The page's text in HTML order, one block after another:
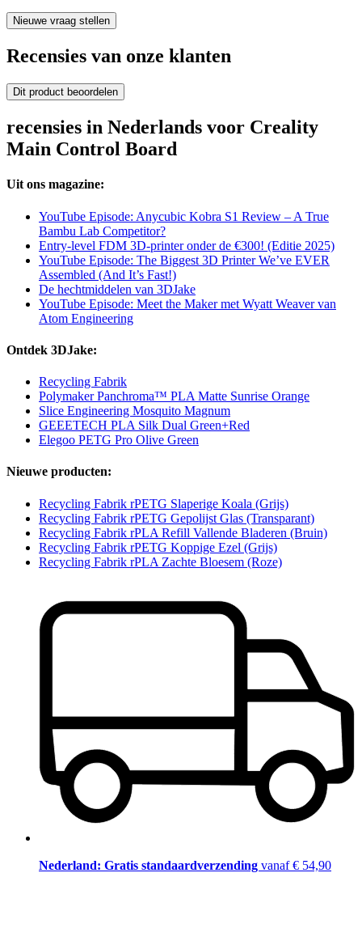
Nieuwe vraag stellen
Recensies van onze klanten
Dit product beoordelen
recensies in Nederlands voor Creality
Main Control Board
Uit ons magazine:
YouTube Episode: Anycubic Kobra S1 Review – A True
Bambu Lab Competitor?
Entry-level FDM 3D-printer onder de €300! (Editie 2025)
YouTube Episode: The Biggest 3D Printer We’ve EVER
Assembled (And It’s Fast!)
De hechtmiddelen van 3DJake
YouTube Episode: Meet the Maker met Wyatt Weaver van
Atom Engineering
Ontdek 3DJake:
Recycling Fabrik
Polymaker Panchroma™ PLA Matte Sunrise Orange
Slice Engineering Mosquito Magnum
GEEETECH PLA Silk Dual Green+Red
Elegoo PETG Pro Olive Green
Nieuwe producten:
Recycling Fabrik rPETG Slaperige Koala (Grijs)
Recycling Fabrik rPETG Gepolijst Glas (Transparant)
Recycling Fabrik rPLA Refill Vallende Bladeren (Bruin)
Recycling Fabrik rPETG Koppige Ezel (Grijs)
Recycling Fabrik rPLA Zachte Bloesem (Roze)
Nederland: Gratis standaardverzending vanaf € 54,90